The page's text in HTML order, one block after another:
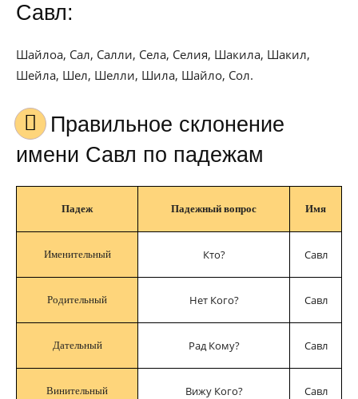
Савл:
Шайлоа, Сал, Салли, Села, Селия, Шакила, Шакил,
Шейла, Шел, Шелли, Шила, Шайло, Сол.
Правильное склонение
имени Савл по падежам
Падеж Падежный вопрос Имя
Именительный Кто? Савл
Родительный Нет Кого? Савл
Дательный Рад Кому? Савл
Винительный Вижу Кого? Савл